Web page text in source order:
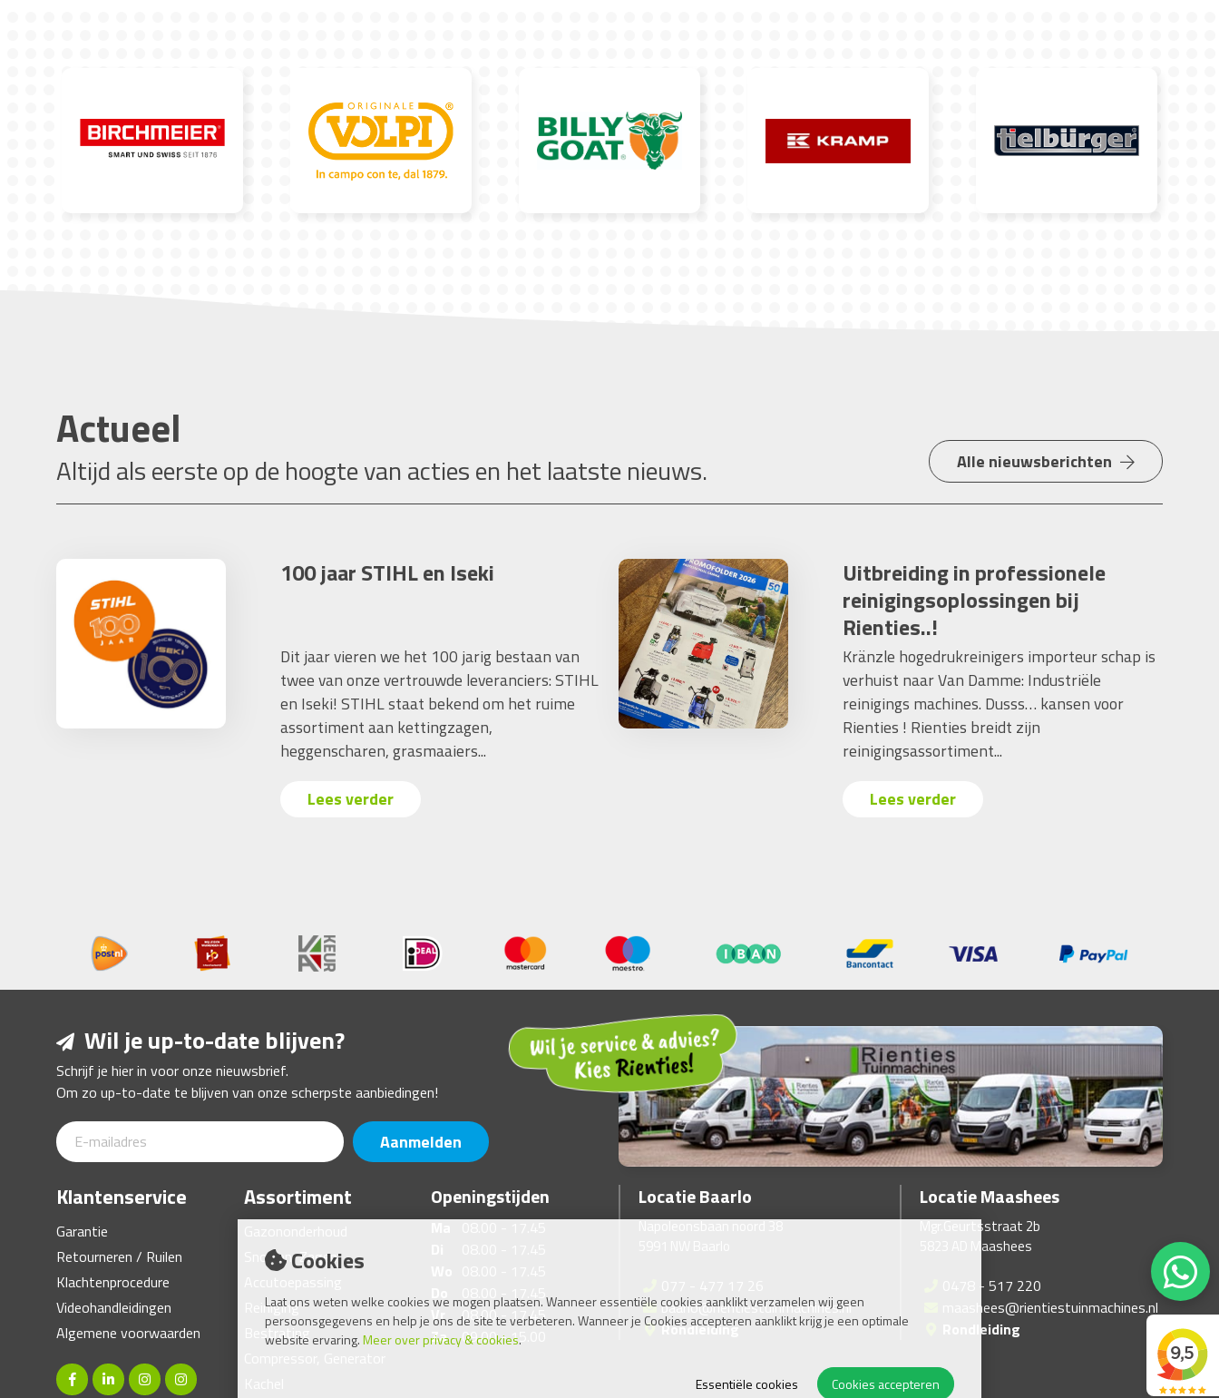
Cookies
Laat ons weten welke cookies we mogen plaatsen. Wanneer essentiële cookies aanklikt verzamelen wij geen
persoonsgegevens en help je ons de site te verbeteren. Wanneer je Cookies accepteren aanklikt krijg je een optimale
website ervaring.Meer over privacy & cookies.
Cookies accepteren
Essentiële cookies
Actueel
Altijd als eerste op de hoogte van acties en het laatste nieuws. Alle nieuwsberichten
100 jaar STIHL en Iseki
Dit jaar vieren we het 100 jarig bestaan van
twee van onze vertrouwde leveranciers: STIHL
en Iseki! STIHL staat bekend om het ruime
assortiment aan kettingzagen,
heggenscharen, grasmaaiers...
Lees verder
Uitbreiding in professionele
reinigingsoplossingen bij
Rienties..!
Kränzle hogedrukreinigers importeur schap is
verhuist naar Van Damme: Industriële
reinigings machines. Dusss… kansen voor
Rienties ! Rienties breidt zijn
reinigingsassortiment...
Lees verder
Locatie Baarlo
Napoleonsbaan noord 38
baarlo@rientiestuinmachines.nl
Rondleiding
Locatie Maashees
Mgr.Geurtsstraat 2b
5823 AD Maashees
0478 - 517 220
maashees@rientiestuinmachines.nl
Rondleiding
Wil je up-to-date blijven?
Schrijf je hier in voor onze nieuwsbrief.
Om zo up-to-date te blijven van onze scherpste aanbiedingen!
Aanmelden
Klantenservice
Garantie
Retourneren / Ruilen
Klachtenprocedure
Videohandleidingen
Algemene voorwaarden
Assortiment
Snoeien, Zagen
Reiniging
Bestrating
Openingstijden
08.00 - 17.45
Vr 08.00 - 17.45
Za 09.00 - 15.00